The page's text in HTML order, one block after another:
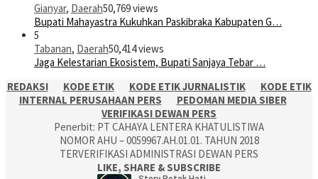
Gianyar, Daerah50,769 views
Bupati Mahayastra Kukuhkan Paskibraka Kabupaten G…
5
Tabanan, Daerah50,414 views
Jaga Kelestarian Ekosistem, Bupati Sanjaya Tebar …
REDAKSI
KODE ETIK KODE ETIK JURNALISTIK
KODE ETIK
INTERNAL PERUSAHAAN PERS
PEDOMAN MEDIA SIBER
VERIFIKASI DEWAN PERS
Penerbit: PT CAHAYA LENTERA KHATULISTIWA
NOMOR AHU – 0059967.AH.01.01. TAHUN 2018
TERVERIFIKASI ADMINISTRASI DEWAN PERS
LIKE, SHARE & SUBSCRIBE